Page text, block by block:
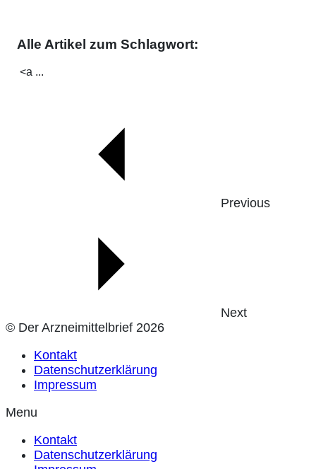
Alle Artikel zum Schlagwort:
<a ...
Previous
Next
© Der Arzneimittelbrief 2026
Kontakt
Datenschutzerklärung
Impressum
Menu
Kontakt
Datenschutzerklärung